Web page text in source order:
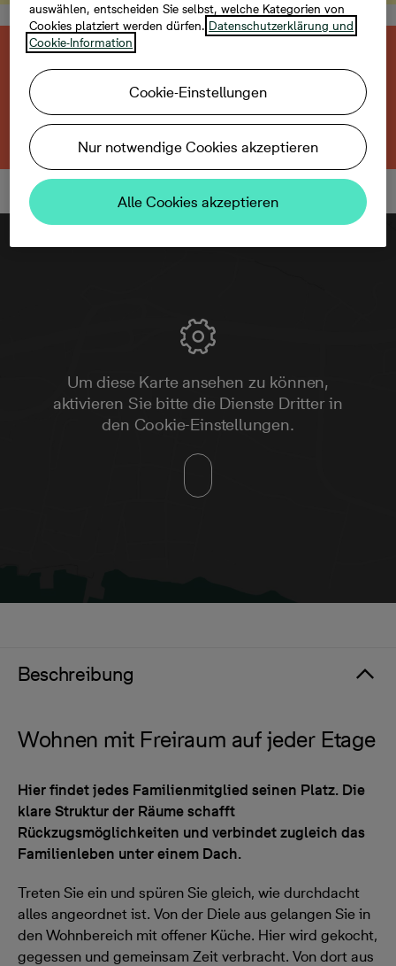
Diese neu gebaute Immobilie ist bereits
verkauft.
Zurück zum Projekt
Um diese Karte ansehen zu können,
aktivieren Sie bitte die Dienste Dritter in
den Cookie-Einstellungen.
Beschreibung
Wohnen mit Freiraum auf jeder Etage
Hier findet jedes Familienmitglied seinen Platz. Die
klare Struktur der Räume schafft
Rückzugsmöglichkeiten und verbindet zugleich das
Familienleben unter einem Dach.
Treten Sie ein und spüren Sie gleich, wie durchdacht
alles angeordnet ist. Von der Diele aus gelangen Sie in
den Wohnbereich mit offener Küche. Hier wird gekocht,
gegessen und gemeinsam Zeit verbracht. Von dort aus
auswählen, entscheiden Sie selbst, welche Kategorien von
Cookies platziert werden dürfen. Datenschutzerklärung und
Cookie-Information
Cookie-Einstellungen
Nur notwendige Cookies akzeptieren
Alle Cookies akzeptieren